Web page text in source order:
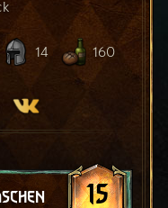
14 160
15